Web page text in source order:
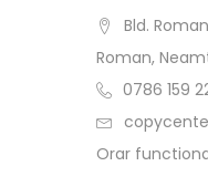
Bld.
Roman,
0786 159
Orar